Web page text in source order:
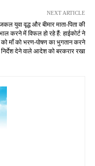
NEXT ARTICLE
युवा वृद्ध और बीमार माता-पिता की
करने में विफल हो रहे हैं: हाईकोर्ट ने
माँ को भरण-पोषण का भुगतान करने
देने वाले आदेश को बरकरार रखा